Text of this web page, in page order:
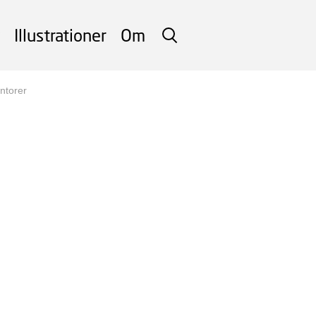
SØG
Illustrationer Om